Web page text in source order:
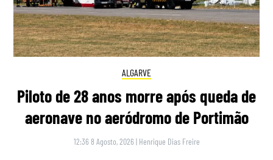
ALGARVE
Piloto de 28 anos morre após queda de
aeronave no aeródromo de Portimão
12:36 8 Agosto, 2026 | Henrique Dias Freire